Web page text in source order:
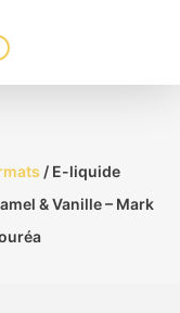
/ E-liquide
& Vanille – Mark